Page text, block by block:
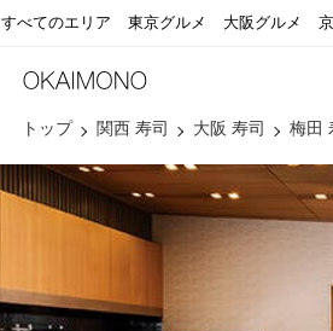
すべてのエリア 東京グルメ 大阪グルメ
トップ 関西 寿司 大阪 寿司 梅田